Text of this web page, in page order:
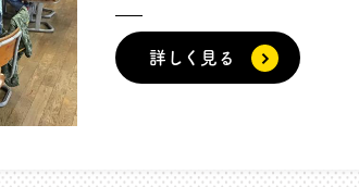
詳しく見る